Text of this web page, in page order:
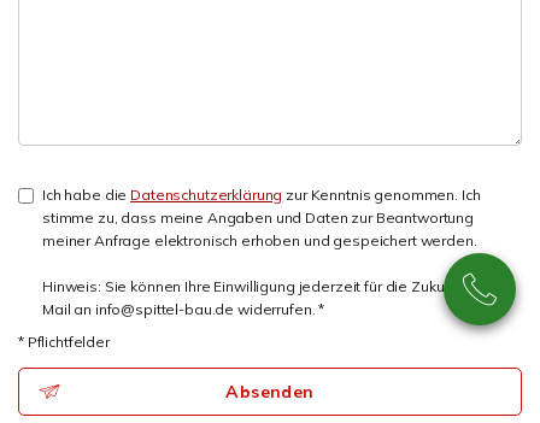
Ich habe die Datenschutzerklärung zur Kenntnis genommen. Ich
stimme zu, dass meine Angaben und Daten zur Beantwortung
meiner Anfrage elektronisch erhoben und gespeichert werden.
Hinweis: Sie können Ihre Einwilligung jederzeit für die Zukunft per E-
Mail an info@spittel-bau.de widerrufen. *
* Pflichtfelder
Absenden